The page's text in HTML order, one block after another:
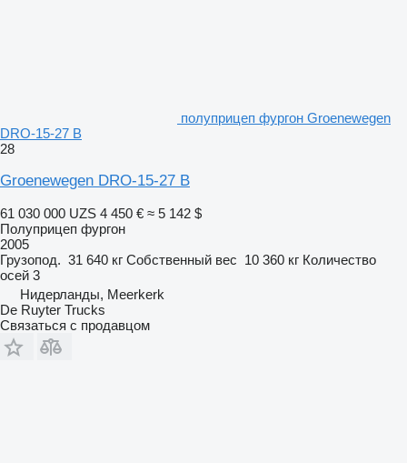
полуприцеп фургон Groenewegen
DRO-15-27 B
28
Groenewegen DRO-15-27 B
61 030 000 UZS 4 450 € ≈ 5 142 $
Полуприцеп фургон
2005
Грузопод. 31 640 кг Собственный вес 10 360 кг Количество
осей 3
Нидерланды, Meerkerk
De Ruyter Trucks
Связаться с продавцом